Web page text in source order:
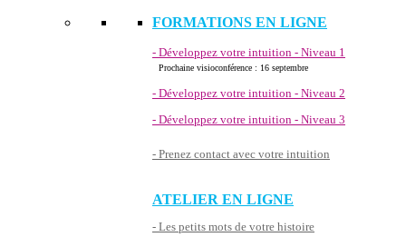
FORMATIONS EN LIGNE
- Développez votre intuition - Niveau 1
Prochaine visioconférence : 16 septembre
- Développez votre intuition - Niveau 2
- Développez votre intuition - Niveau 3
- Prenez contact avec votre intuition
ATELIER EN LIGNE
- Les petits mots de votre histoire